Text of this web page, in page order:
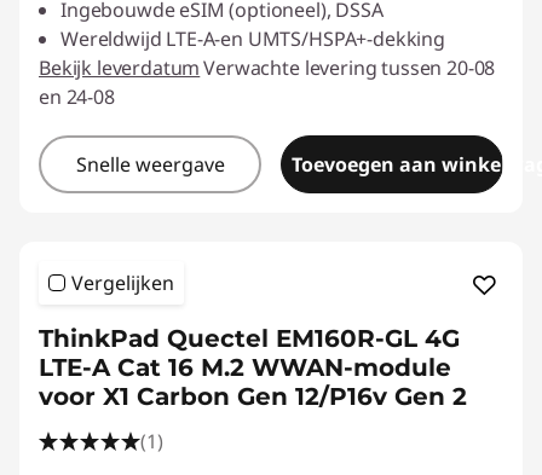
Ingebouwde eSIM (optioneel), DSSA
Wereldwijd LTE-A-en UMTS/HSPA+-dekking
Bekijk leverdatumVerwachte levering tussen 20-08
en 24-08
Snelle weergave Toevoegen aan
Vergelijken
ThinkPad Quectel EM160R-GL 4G
LTE-A Cat 16 M.2 WWAN-module
voor X1 Carbon Gen 12/P16v Gen 2
(1)